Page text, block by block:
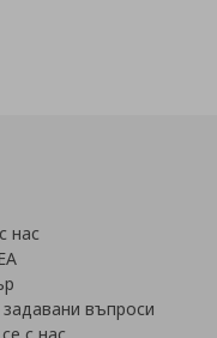
нас
въпроси